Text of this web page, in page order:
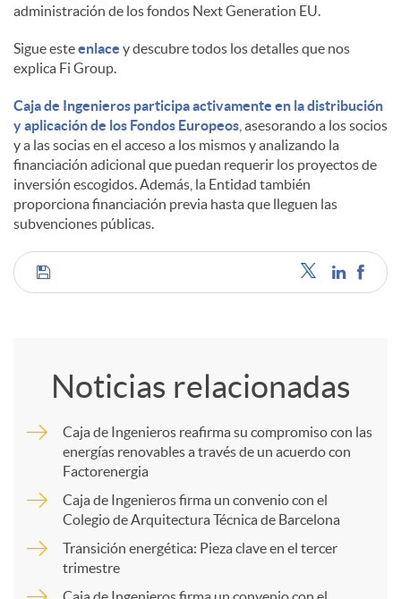
administración de los fondos Next Generation EU.
Sigue esteenlace y descubre todos los detalles que nos
explica Fi Group.
Caja de Ingenieros participa activamente en la distribución
y aplicación de los Fondos Europeos , asesorando a los socios
y a las socias en el acceso a los mismos y analizando la
financiación adicional que puedan requerir los proyectos de
inversión escogidos. Además, la Entidad también
proporciona financiación previa hasta que lleguen las
subvenciones públicas.
C
r
Noticias relacionadas
Caja de Ingenieros reafirma su compromiso con las
energías renovables a través de un acuerdo con
Factorenergia
Caja de Ingenieros firma un convenio con el
Colegio de Arquitectura Técnica de Barcelona
Transición energética: Pieza clave en el tercer
trimestre